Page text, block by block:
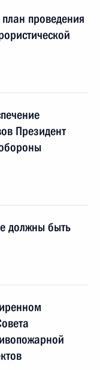
проведения
Президент
должны быть